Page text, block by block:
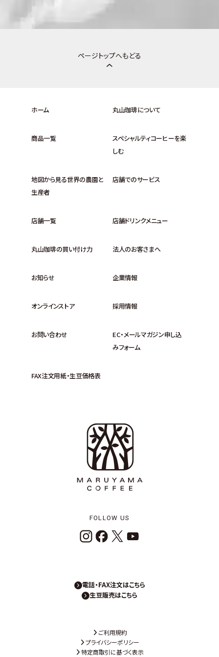
ページトップへもどる
ホーム 丸山珈琲について
商品一覧
スペシャルティコーヒーを楽
しむ
地図から見る世界の農園と
生産者
店舗でのサービス
店舗一覧 店舗ドリンクメニュー
丸山珈琲の買い付け力 法人のお客さまへ
お知らせ 企業情報
オンラインストア 採用情報
お問い合わせ
EC・メールマガジン申し込
みフォーム
FAX注文用紙・生豆価格表
FOLLOW US
電話・FAX注文はこちら
生豆販売はこちら
ご利用規約
プライバシーポリシー
特定商取引に基づく表示